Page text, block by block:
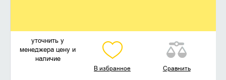
уточнить у
менеджера цену и
наличие
В избранное Сравнить